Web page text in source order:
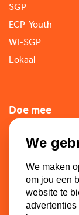
SGP
ECP-Youth
WI-SGP
Lokaal
Doe mee
Lid worden
Vacatures
Doneren
Sponsoren
We
We maken
om jou een
website te
advertenties